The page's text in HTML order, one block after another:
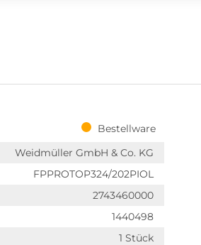
Bestellware
Weidmüller GmbH & Co. KG
FPPROTOP324/202PIOL
2743460000
1440498
1 Stück